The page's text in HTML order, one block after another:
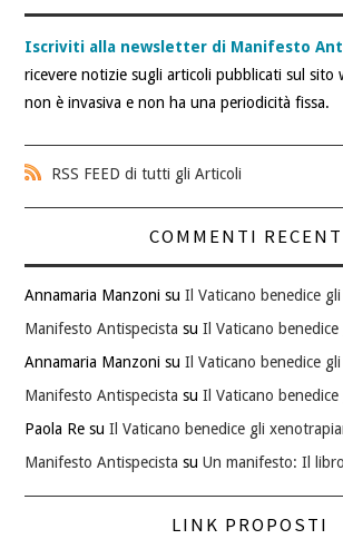
Iscriviti alla newsletter di Manifesto
ricevere notizie sugli articoli pubblicati sul sito
non è invasiva e non ha una periodicità fissa.
RSS FEED di tutti gli Articoli
COMMENTI
Annamaria Manzoni suIl Vaticano benedice
Manifesto Antispecista suIl Vaticano
Annamaria Manzoni suIl Vaticano benedice
Manifesto Antispecista suIl Vaticano
Paola Re suIl Vaticano benedice gli
Manifesto Antispecista suUn manifesto: Il libro
LINK PROPOSTI